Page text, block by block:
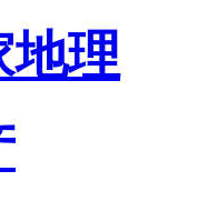
地理